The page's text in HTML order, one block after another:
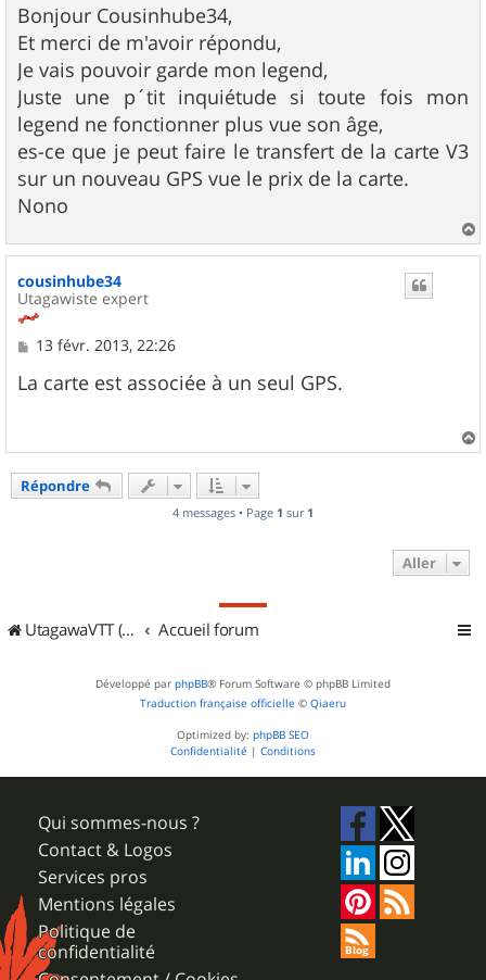
s
s
a
g
e
Bonjour Cousinhube34,
Et merci de m'avoir répondu,
Je vais pouvoir garde mon legend,
Juste une p´tit inquiétude si toute fois mon
legend ne fonctionner plus vue son âge,
es-ce que je peut faire le transfert de la carte V3
sur un nouveau GPS vue le prix de la carte.
Nono
a
cousinhube34
Utagawiste expert
M
s
s
e
13 févr. 2013, 22:26
La carte est associée à un seul GPS.
a
Répondre
4 messages • Page 1 sur 1
Aller
UtagawaVTT (Randos VTT et VTTAE avec traces GPS) Accueil forum
Développé par phpBB® Forum Software © phpBB Limited
Traduction française officielle © Qiaeru
Optimized by: phpBB SEO
Confidentialité | Conditions
Qui sommes-nous ?
Contact & Logos
Services pros
Mentions légales
Politique de
confidentialité